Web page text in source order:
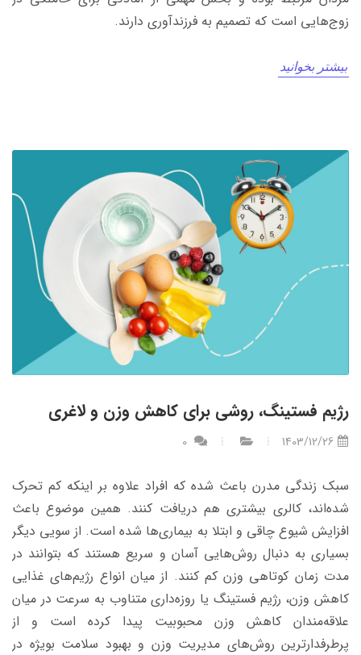
زوج‌هایی است که تصمیم به فرزندآوری دارند.
بیشتر بخوانید
رژیم فستینگ، روشی برای کاهش وزن و لاغری
1403/12/26
سبک زندگی مدرن باعث شده که افراد علاوه بر اینکه کم تحرک
شده‌اند، کالری بیشتری هم دریافت کنند. همین موضوع باعث
افزایش شیوع چاقی و ابتلا به بیماری‌ها شده است. از سویی دیگر
بسیاری به دنبال روش‌هایی آسان و سریع هستند که بتوانند در
مدت زمان کوتاهی وزن کم کنند. از میان انواع رژیم‌های غذایی
کاهش وزن، رژیم فستینگ یا روزه‌داری متناوب به سرعت در میان
علاقه‌مندان کاهش وزن محبوبیت پیدا کرده است و از
پرطرفدارترین روش‌های مدیریت وزن و بهبود سلامت بویژه در